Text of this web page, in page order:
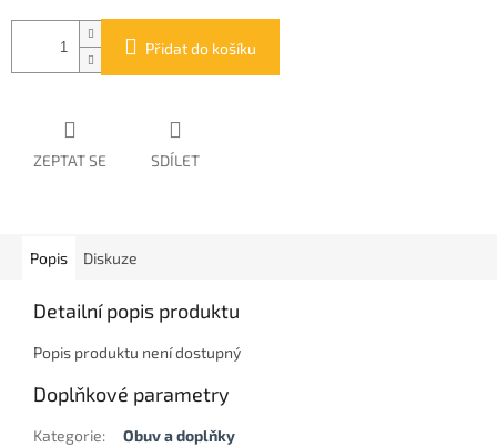
Přidat do košíku
ZEPTAT SE SDÍLET
Popis Diskuze
Detailní popis produktu
Popis produktu není dostupný
Doplňkové parametry
Kategorie:
Obuv a doplňky